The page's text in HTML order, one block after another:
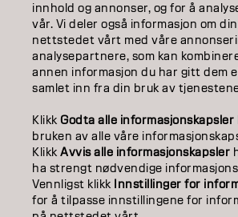
EDUCATION
ABOUT
SALON FINDER
BECOME A PARTNER
CONTACT US
innhold og annonser, og for å
vår. Vi deler også informasjon om
nettstedet vårt med våre
analysepartnere, som kan
annen informasjon du har gitt dem
samlet inn fra din bruk av
KlikkGodta alle informasjonskapsler
bruken av alle våre
KlikkAvvis alle informasjonskapsler
ha strengt nødvendige
Vennligst klikk Innstillinger for
for å tilpasse innstillingene for